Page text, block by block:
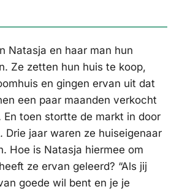
Natasja en haar man hun
Ze zetten hun huis te koop,
en gingen ervan uit dat
een paar maanden verkocht
En toen stortte de markt in door
Drie jaar waren ze huiseigenaar
Hoe is Natasja hiermee om
ze ervan geleerd? “Als jij
goede wil bent en je je